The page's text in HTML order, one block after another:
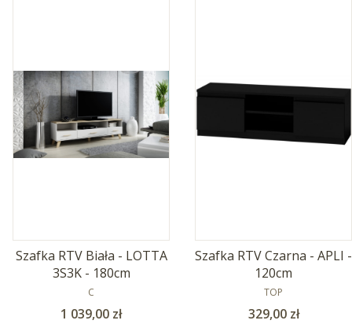
Szafka RTV Biała - LOTTA
3S3K - 180cm
PRODUCENT
C
Cena
1 039,00 zł
Szafka RTV Czarna - APLI -
120cm
PRODUCENT
TOP
Cena
329,00 zł